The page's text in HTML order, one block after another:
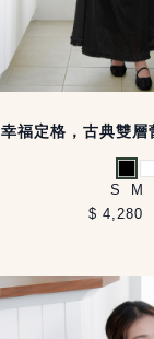
幸福定格，古典雙層
黑
S M
$ 4,280